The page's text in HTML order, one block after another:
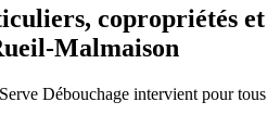
copropriétés et
Malmaison
Débouchage intervient pour tous